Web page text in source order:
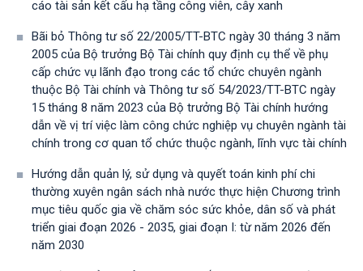
cáo tài sản kết cấu hạ tầng công viên, cây xanh
Bãi bỏ Thông tư số 22/2005/TT-BTC ngày 30 tháng 3 năm
2005 của Bộ trưởng Bộ Tài chính quy định cụ thể về phụ
cấp chức vụ lãnh đạo trong các tổ chức chuyên ngành
thuộc Bộ Tài chính và Thông tư số 54/2023/TT-BTС ngày
15 tháng 8 năm 2023 của Bộ trưởng Bộ Tài chính hướng
dẫn về vị trí việc làm công chức nghiệp vụ chuyên ngành tài
chính trong cơ quan tổ chức thuộc ngành, lĩnh vực tài chính
Hướng dẫn quản lý, sử dụng và quyết toán kinh phí chi
thường xuyên ngân sách nhà nước thực hiện Chương trình
mục tiêu quốc gia về chăm sóc sức khỏe, dân số và phát
triển giai đoạn 2026 - 2035, giai đoạn I: từ năm 2026 đến
năm 2030